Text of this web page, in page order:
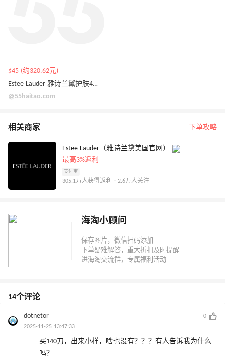
$45 (约320.62元)
Estee Lauder 雅诗兰黛护肤4件套 价值$98
@55haitao.com
相关商家 下单攻略
Estee Lauder（雅诗兰黛美国官网）
最高3%返利
支付宝
305.1万人获得返利 · 2.6万人关注
海淘小顾问
14个评论
dotnetor
0
2025-11-25 13:47:33
买140刀，出来小样，啥也没有？？？有人告诉我为什么
吗？